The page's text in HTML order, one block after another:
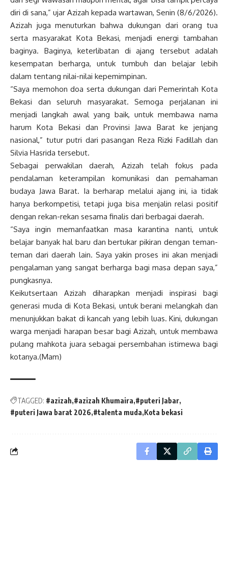
diri di sana,” ujar Azizah kepada wartawan, Senin (8/6/2026).
Azizah juga menuturkan bahwa dukungan dari orang tua
serta masyarakat Kota Bekasi, menjadi energi tambahan
baginya. Baginya, keterlibatan di ajang tersebut adalah
kesempatan berharga, untuk tumbuh dan belajar lebih
dalam tentang nilai-nilai kepemimpinan.
“Saya memohon doa serta dukungan dari Pemerintah Kota
Bekasi dan seluruh masyarakat. Semoga perjalanan ini
menjadi langkah awal yang baik, untuk membawa nama
harum Kota Bekasi dan Provinsi Jawa Barat ke jenjang
nasional,” tutur putri dari pasangan Reza Rizki Fadillah dan
Silvia Hasrida tersebut.
Sebagai perwakilan daerah, Azizah telah fokus pada
pendalaman keterampilan komunikasi dan pemahaman
budaya Jawa Barat. Ia berharap melalui ajang ini, ia tidak
hanya berkompetisi, tetapi juga bisa menjalin relasi positif
dengan rekan-rekan sesama finalis dari berbagai daerah.
“Saya ingin memanfaatkan masa karantina nanti, untuk
belajar banyak hal baru dan bertukar pikiran dengan teman-
teman dari daerah lain. Saya yakin proses ini akan menjadi
pengalaman yang sangat berharga bagi masa depan saya,”
pungkasnya.
Keikutsertaan Azizah diharapkan menjadi inspirasi bagi
generasi muda di Kota Bekasi, untuk berani melangkah dan
menunjukkan bakat di kancah yang lebih luas. Kini, dukungan
warga menjadi harapan besar bagi Azizah, untuk membawa
pulang mahkota juara sebagai persembahan istimewa bagi
kotanya.(Mam)
TAGGED: #azizah #azizah Khumaira #puteri Jabar
#puteri Jawa barat 2026 #talenta muda Kota bekasi